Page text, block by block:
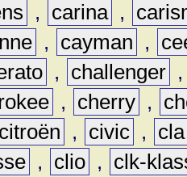
, carina ,
, cayman ,
, challenger
, cherry ,
citroën , civic ,
cla
, clio ,
clk-